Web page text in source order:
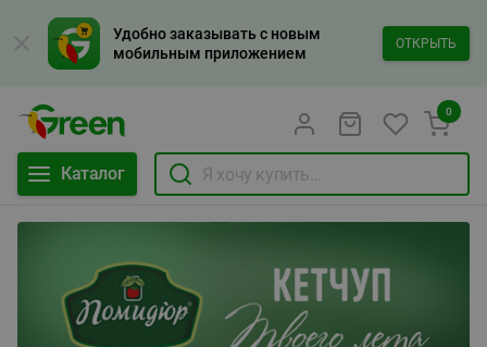
Удобно заказывать с новым
мобильным приложением
ОТКРЫТЬ
Каталог
0